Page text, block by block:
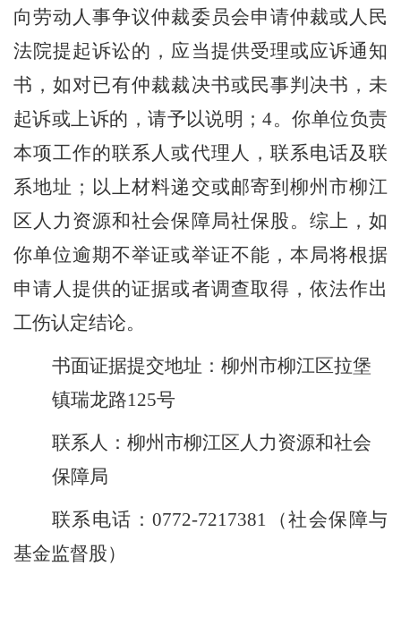
向劳动人事争议仲裁委员会申请仲裁或人民
法院提起诉讼的，应当提供受理或应诉通知
书，如对已有仲裁裁决书或民事判决书，未
起诉或上诉的，请予以说明；4。你单位负责
本项工作的联系人或代理人 ， 联系电话及联
系地址 ； 以上材料递交或邮寄到 柳州市柳江
区人力资源和社会保障局社保股。综上，如
你单位逾期不举证或举证不能，本局将根据
申请人提供的证据或者调查取得，依法作出
工伤认定结论。
书面证据提交地址：柳州市柳江区拉堡
镇瑞龙路125号
联系人 ： 柳州市柳江区人力资源和社会
保障局
联系电话 ：0772-7217381 （社会保障与
基金监督股）